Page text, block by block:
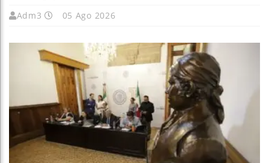
Adm3 05 Ago 2026